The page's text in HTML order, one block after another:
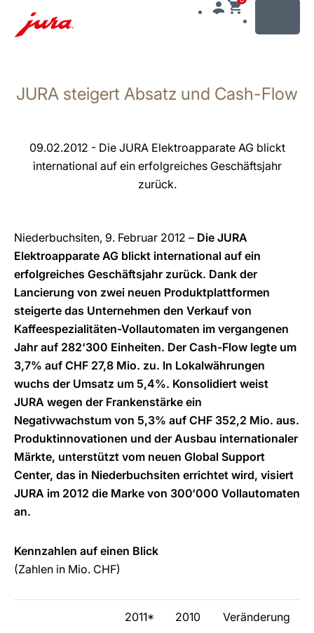
wechseln
wechseln
JURA steigert Absatz und Cash-Flow
09.02.2012 - Die JURA Elektroapparate AG blickt
international auf ein erfolgreiches Geschäftsjahr
zurück.
Niederbuchsiten, 9. Februar 2012 – Die JURA
Elektroapparate AG blickt international auf ein
erfolgreiches Geschäftsjahr zurück. Dank der
Lancierung von zwei neuen Produktplattformen
steigerte das Unternehmen den Verkauf von
Kaffeespezialitäten-Vollautomaten im vergangenen
Jahr auf 282‘300 Einheiten. Der Cash-Flow legte um
3,7% auf CHF 27,8 Mio. zu. In Lokalwährungen
wuchs der Umsatz um 5,4%. Konsolidiert weist
JURA wegen der Frankenstärke ein
Negativwachstum von 5,3% auf CHF 352,2 Mio. aus.
Produktinnovationen und der Ausbau internationaler
Märkte, unterstützt vom neuen Global Support
Center, das in Niederbuchsiten errichtet wird, visiert
JURA im 2012 die Marke von 300‘000 Vollautomaten
an.
Kennzahlen auf einen Blick
(Zahlen in Mio. CHF)
2011* 2010 Veränderung